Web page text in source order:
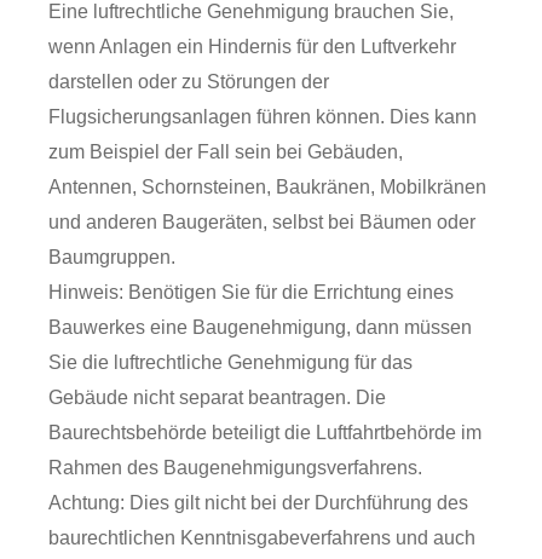
Eine luftrechtliche Genehmigung brauchen Sie,
wenn Anlagen ein Hindernis für den Luftverkehr
darstellen oder zu Störungen der
Flugsicherungsanlagen führen können. Dies kann
zum Beispiel der Fall sein bei Gebäuden,
Antennen, Schornsteinen, Baukränen, Mobilkränen
und anderen Baugeräten, selbst bei Bäumen oder
Baumgruppen.
Hinweis: Benötigen Sie für die Errichtung eines
Bauwerkes eine Baugenehmigung, dann müssen
Sie die luftrechtliche Genehmigung für das
Gebäude nicht separat beantragen. Die
Baurechtsbehörde beteiligt die Luftfahrtbehörde im
Rahmen des Baugenehmigungsverfahrens.
Achtung: Dies gilt nicht bei der Durchführung des
baurechtlichen Kenntnisgabeverfahrens und auch